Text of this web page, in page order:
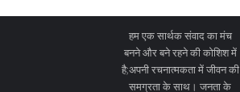
हम एक सार्थक संवाद का मंच
बनने और बने रहने की कोशिश में
है;अपनी रचनात्मकता में जीवन की
समग्रता के साथ। जनता के